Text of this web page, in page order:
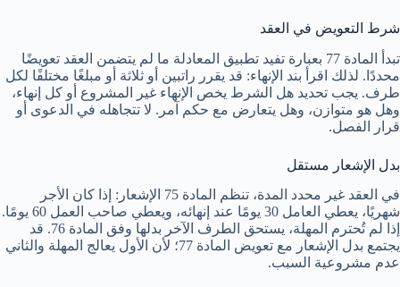
شرط التعويض في العقد
تبدأ المادة 77 بعبارة تفيد تطبيق المعادلة ما لم يتضمن العقد تعويضًا
محددًا. لذلك اقرأ بند الإنهاء: قد يقرر راتبين أو ثلاثة أو مبلغًا مختلفًا لكل
طرف. يجب تحديد هل الشرط يخص الإنهاء غير المشروع أو كل إنهاء،
وهل هو متوازن، وهل يتعارض مع حكم آمر. لا تتجاهله في الدعوى أو
قرار الفصل.
بدل الإشعار مستقل
في العقد غير محدد المدة، تنظم المادة 75 الإشعار: إذا كان الأجر
شهريًا، يعطي العامل 30 يومًا عند إنهائه، ويعطي صاحب العمل 60 يومًا.
إذا لم تُحترم المهلة، يستحق الطرف الآخر بدلها وفق المادة 76. قد
يجتمع بدل الإشعار مع تعويض المادة 77؛ لأن الأول يعالج المهلة والثاني
عدم مشروعية السبب.